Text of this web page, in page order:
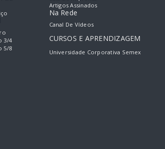
3/4
5/8
Artigos Assinados
Na Rede
Canal De Vídeos
CURSOS E APRENDIZAGEM
Universidade Corporativa Semex